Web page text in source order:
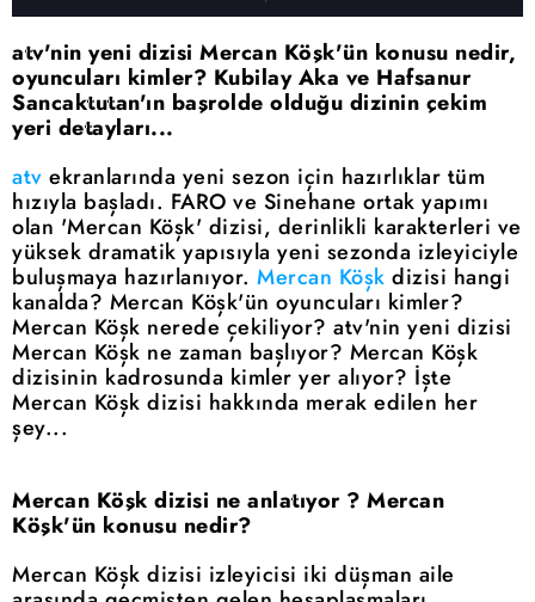
atv'nin yeni dizisi Mercan Köşk'ün konusu nedir,
oyuncuları kimler? Kubilay Aka ve Hafsanur
Sancaktutan'ın başrolde olduğu dizinin çekim
yeri detayları...
atv ekranlarında yeni sezon için hazırlıklar tüm
hızıyla başladı. FARO ve Sinehane ortak yapımı
olan 'Mercan Köşk' dizisi, derinlikli karakterleri ve
yüksek dramatik yapısıyla yeni sezonda izleyiciyle
buluşmaya hazırlanıyor. Mercan Köşk dizisi hangi
kanalda? Mercan Köşk'ün oyuncuları kimler?
Mercan Köşk nerede çekiliyor? atv'nin yeni dizisi
Mercan Köşk ne zaman başlıyor? Mercan Köşk
dizisinin kadrosunda kimler yer alıyor? İşte
Mercan Köşk dizisi hakkında merak edilen her
şey...
Mercan Köşk dizisi ne anlatıyor ? Mercan
Köşk'ün konusu nedir?
Mercan Köşk dizisi izleyicisi iki düşman aile